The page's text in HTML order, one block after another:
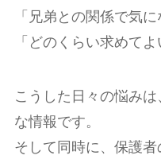
「兄弟との関係で気
「どのくらい求めて
こうした日々の悩み
な情報です。
そして同時に、保護